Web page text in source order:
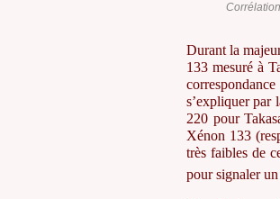
Durant la
133 mesuré à
s’expliquer par
220 pour
Xénon 133
très faibles de
pour signaler